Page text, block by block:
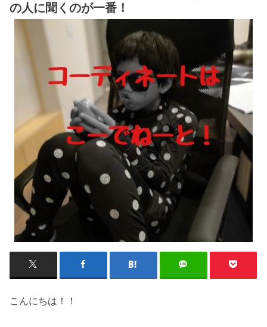
の人に聞くのが一番！
こんにちは！！